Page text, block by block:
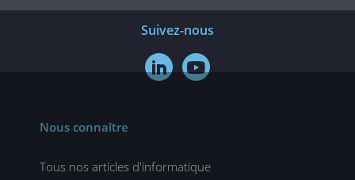
Suivez-nous
 
Nous connaître
Tous nos articles d'informatique